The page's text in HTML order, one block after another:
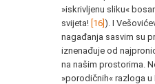
»iskrivljenu sliku«
svijeta! [16]). I
nagađanja sasvim su
iznenađuje od
na našim prostorima.
»porodičnih« razloga